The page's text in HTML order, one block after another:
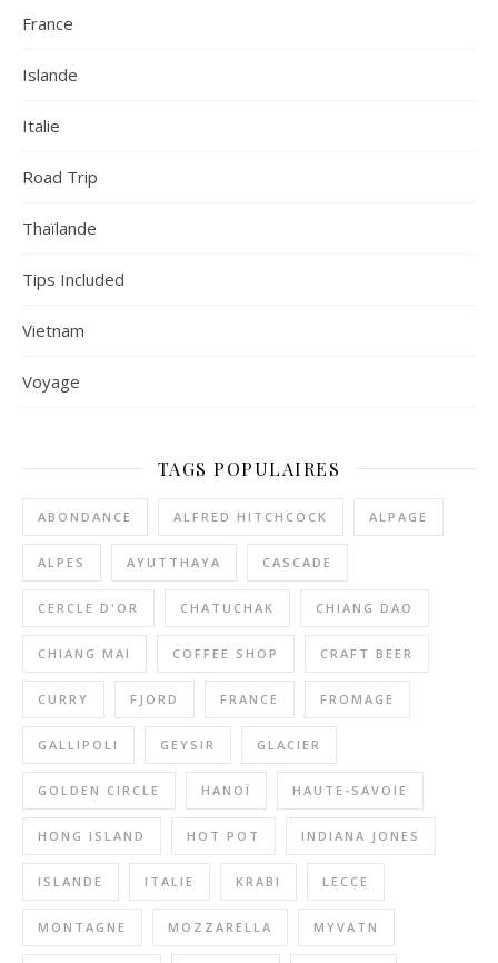
France
Islande
Italie
Road Trip
Thaïlande
Tips Included
Vietnam
Voyage
TAGS POPULAIRES
ABONDANCE ALFRED HITCHCOCK ALPAGE
ALPES AYUTTHAYA CASCADE
CERCLE D'OR CHATUCHAK CHIANG DAO
CHIANG MAI COFFEE SHOP CRAFT BEER
CURRY FJORD FRANCE FROMAGE
GALLIPOLI GEYSIR GLACIER
GOLDEN CIRCLE HANOÏ HAUTE-SAVOIE
HONG ISLAND HOT POT INDIANA JONES
ISLANDE ITALIE KRABI LECCE
MONTAGNE MOZZARELLA MYVATN